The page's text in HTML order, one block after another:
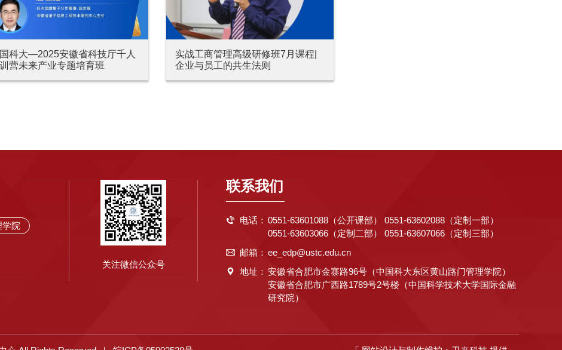
科大—2025安徽省科技厅千人
营未来产业专题培育班
实战工商管理高级研修班7月课程|
企业与员工的共生法则
学院
关注微信公众号
联系我们
 电话： 0551-63601088（公开课部） 0551-63602088（定制一部）
0551-63603066（定制二部） 0551-63607066（定制三部）
 邮箱： ee_edp@ustc.edu.cn
 地址： 安徽省合肥市金寨路96号（中国科大东区黄山路门管理学院）
安徽省合肥市广西路1789号2号楼（中国科学技术大学国际金融
研究院）